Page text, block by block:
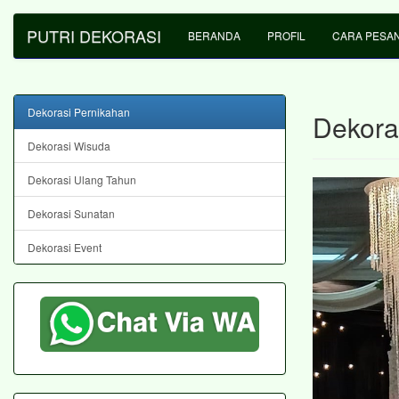
PUTRI DEKORASI BERANDA PROFIL CARA
Dekorasi Pernikahan
Dekorasi Wisuda
Dekorasi Ulang Tahun
Dekorasi Sunatan
Dekorasi Event